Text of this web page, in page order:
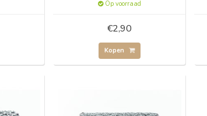
Op voorraad
€2,90
Kopen